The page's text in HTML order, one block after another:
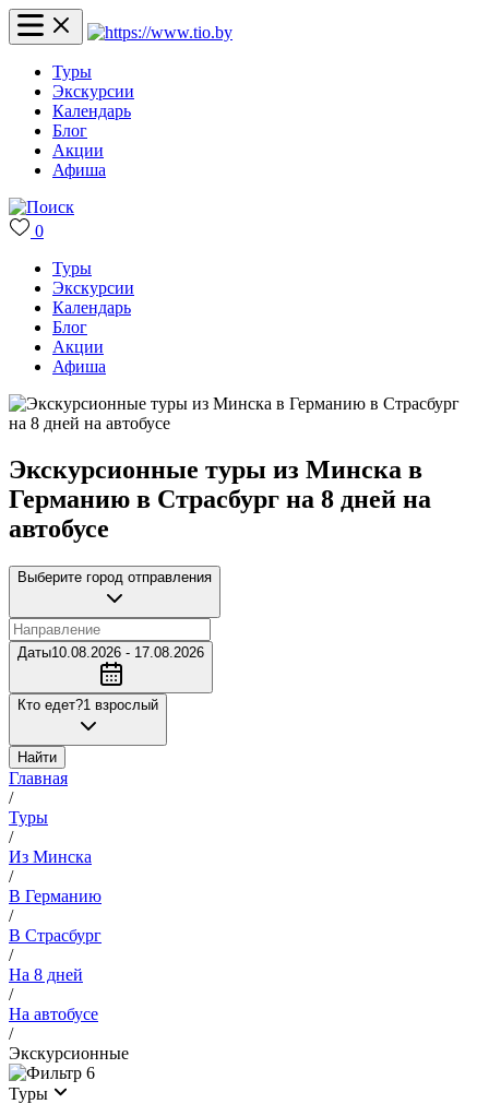
Туры
Экскурсии
Календарь
Блог
Акции
Афиша
0
Туры
Экскурсии
Календарь
Блог
Акции
Афиша
Экскурсионные туры из Минска в
Германию в Страсбург на 8 дней на
автобусе
Выберите город отправления
Даты10.08.2026 - 17.08.2026
Кто едет?1 взрослый
Найти
Главная
/
Туры
/
Из Минска
/
В Германию
/
В Страсбург
/
На 8 дней
/
На автобусе
/
Экскурсионные
6
Туры